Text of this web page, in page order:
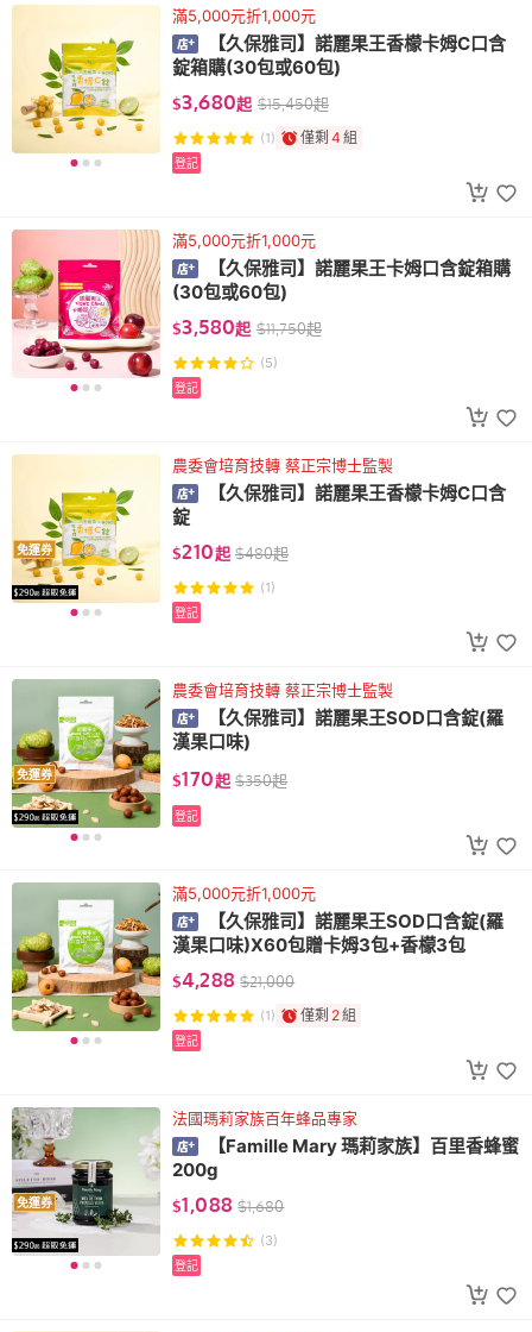
滿5,000元折1,000元
【久保雅司】諾麗果王香檬卡姆C口含
錠箱購(30包或60包)
$3,680起 $15,450起
(1) 僅剩 4 組
登記
滿5,000元折1,000元
【久保雅司】諾麗果王卡姆口含錠箱購
(30包或60包)
$3,580起 $11,750起
(5)
登記
免運券
農委會培育技轉 蔡正宗博士監製
【久保雅司】諾麗果王香檬卡姆C口含
錠
$210起 $480起
(1)
登記
免運券
農委會培育技轉 蔡正宗博士監製
【久保雅司】諾麗果王SOD口含錠(羅
漢果口味)
$170起 $350起
登記
滿5,000元折1,000元
【久保雅司】諾麗果王SOD口含錠(羅
漢果口味)X60包贈卡姆3包+香檬3包
$4,288 $21,000
(1) 僅剩 2組
登記
免運券
法國瑪莉家族百年蜂品專家
【Famille Mary 瑪莉家族】百里香蜂蜜
200g
$1,088 $1,680
(3)
登記